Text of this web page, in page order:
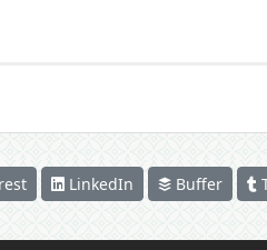
LinkedIn Buffer